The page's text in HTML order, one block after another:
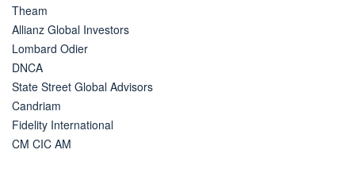
Theam
Allianz Global Investors
Lombard Odier
DNCA
State Street Global Advisors
Candriam
Fidelity International
CM CIC AM